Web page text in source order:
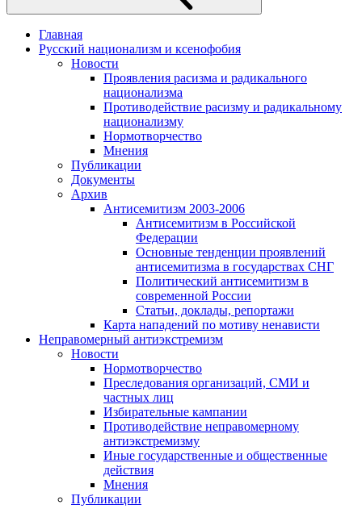
Главная
Русский национализм и ксенофобия
Новости
Проявления расизма и радикального
национализма
Противодействие расизму и радикальному
национализму
Нормотворчество
Мнения
Публикации
Документы
Архив
Антисемитизм 2003-2006
Антисемитизм в Российской
Федерации
Основные тенденции проявлений
антисемитизма в государствах СНГ
Политический антисемитизм в
современной России
Статьи, доклады, репортажи
Карта нападений по мотиву ненависти
Неправомерный антиэкстремизм
Новости
Нормотворчество
Преследования организаций, СМИ и
частных лиц
Избирательные кампании
Противодействие неправомерному
антиэкстремизму
Иные государственные и общественные
действия
Мнения
Публикации